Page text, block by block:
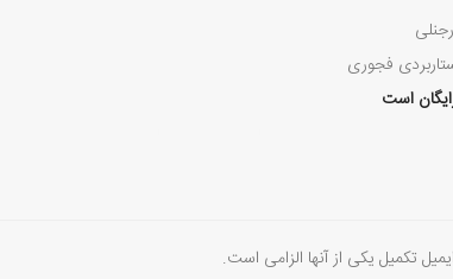
فجوری
است
تکمیل یکی از آنها الزامی است.